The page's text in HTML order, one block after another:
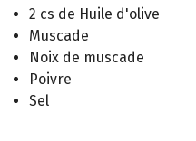
2 cs de Huile d'olive
Muscade
Noix de muscade
Poivre
Sel